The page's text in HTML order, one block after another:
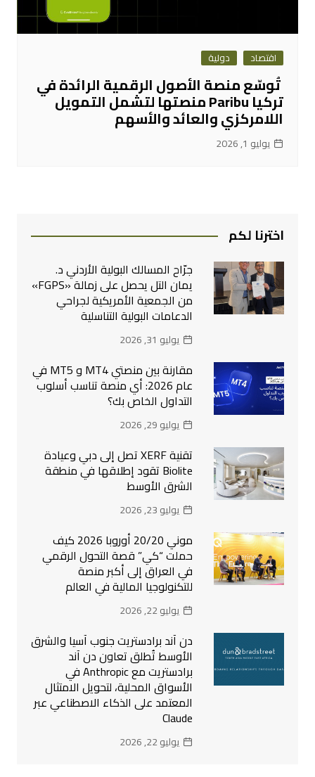
اقتصاد دولية
تُوسّع منصة الأصول الرقمية الرائدة في
تركيا Paribu منصتها لتشمل التمويل
اللامركزي والعائد والأسهم
يوليو 1, 2026
اخترنا لكم
جرّاح المسالك البولية الأردني د.
يمان التل يحصل على زمالة «FGPS»
من الجمعية الأمريكية لجراحي
الدعامات البولية التناسلية
يوليو 31, 2026
مقارنة بين منصتي MT4 و MT5 في
عام 2026: أي منصة تناسب أسلوب
التداول الخاص بك؟
يوليو 29, 2026
تقنية XERF تصل إلى دبي وعيادة
Biolite تقود إطلاقها في منطقة
الشرق الأوسط
يوليو 23, 2026
موني 20/20 أوروبا 2026 كيف
حملت “كي” قصة التحول الرقمي
في العراق إلى أكبر منصة
للتكنولوجيا المالية في العالم
يوليو 22, 2026
دن آند برادستريت جنوب آسيا والشرق
الأوسط تُطلق تعاون دن آند
برادستريت مع Anthropic في
الأسواق المحلية، لتحويل الامتثال
المعتمد على الذكاء الاصطناعي عبر
Claude
يوليو 22, 2026